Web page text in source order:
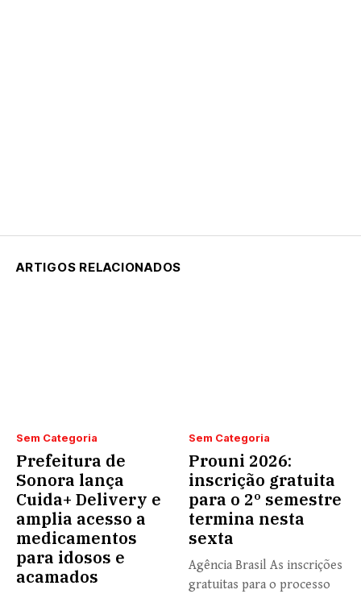
ARTIGOS RELACIONADOS
Sem Categoria
Prefeitura de
Sonora lança
Cuida+ Delivery e
amplia acesso a
medicamentos
para idosos e
acamados
Sem Categoria
Prouni 2026:
inscrição gratuita
para o 2º semestre
termina nesta
sexta
Agência Brasil As inscrições
gratuitas para o processo